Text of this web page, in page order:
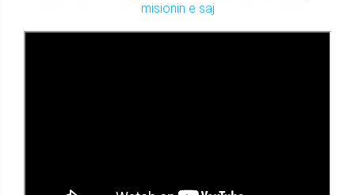
misionin e saj